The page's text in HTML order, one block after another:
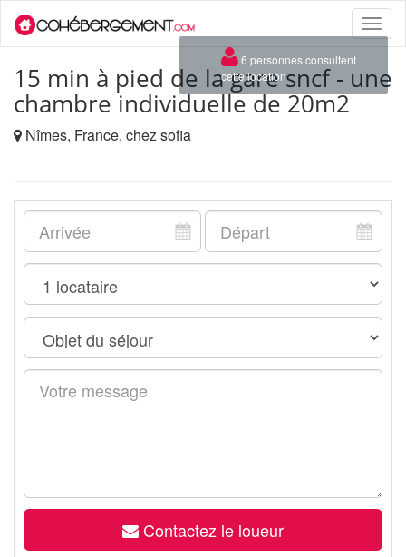
Toggle
15 min à pied de la gare sncf - une
chambre individuelle de 20m2
Nîmes, France, chez sofia
Contactez le loueur
×
6 personnes consultent
cette location